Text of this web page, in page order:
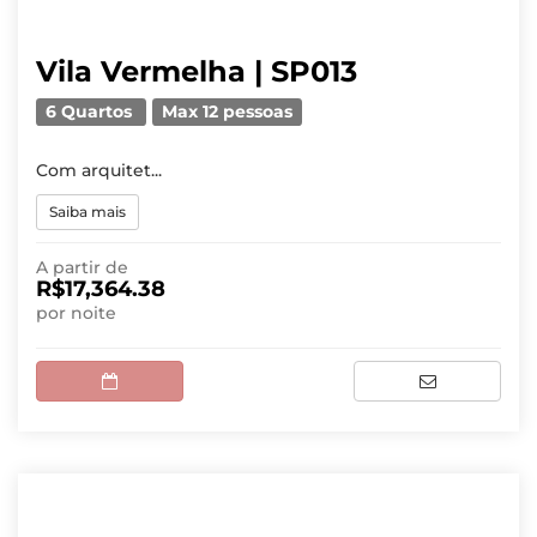
Vila Vermelha | SP013
6 Quartos Max 12 pessoas
Com arquitet...
Saiba mais
A partir de
R$17,364.38
por noite